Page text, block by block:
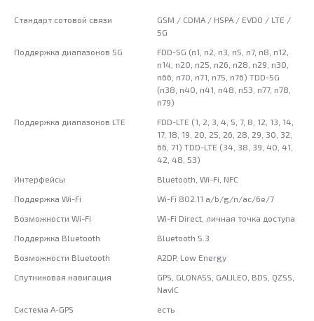
Стандарт сотовой связи
GSM / CDMA / HSPA / EVDO / LTE /
5G
Поддержка диапазонов 5G
FDD-5G (n1, n2, n3, n5, n7, n8, n12,
n14, n20, n25, n26, n28, n29, n30,
n66, n70, n71, n75, n76) TDD-5G
(n38, n40, n41, n48, n53, n77, n78,
n79)
Поддержка диапазонов LTE
FDD-LTE (1, 2, 3, 4, 5, 7, 8, 12, 13, 14,
17, 18, 19, 20, 25, 26, 28, 29, 30, 32,
66, 71) TDD-LTE (34, 38, 39, 40, 41,
42, 48, 53)
Интерфейсы
Bluetooth, Wi-Fi, NFC
Поддержка Wi-Fi
Wi-Fi 802.11 a/b/g/n/ac/6e/7
Возможности Wi-Fi
Wi-Fi Direct, личная точка доступа
Поддержка Bluetooth
Bluetooth 5.3
Возможности Bluetooth
A2DP, Low Energy
Спутниковая навигация
GPS, GLONASS, GALILEO, BDS, QZSS,
NavIC
Система A-GPS
есть